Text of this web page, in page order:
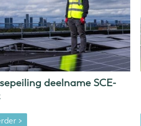
deelname SCE-
>